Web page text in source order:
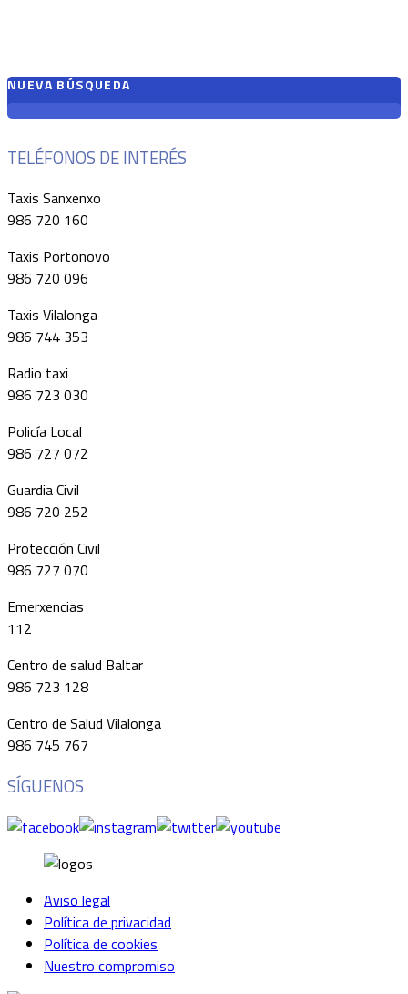
NUEVA BÚSQUEDA
TELÉFONOS DE INTERÉS
Taxis Sanxenxo
986 720 160
Taxis Portonovo
986 720 096
Taxis Vilalonga
986 744 353
Radio taxi
986 723 030
Policía Local
986 727 072
Guardia Civil
986 720 252
Protección Civil
986 727 070
Emerxencias
112
Centro de salud Baltar
986 723 128
Centro de Salud Vilalonga
986 745 767
SÍGUENOS
Aviso legal
Política de privacidad
Política de cookies
Nuestro compromiso